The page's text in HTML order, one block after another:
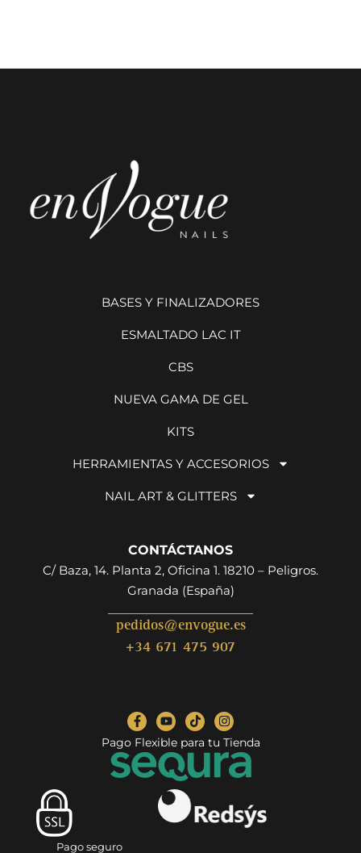
BASES Y FINALIZADORES
ESMALTADO LAC IT
CBS
NUEVA GAMA DE GEL
KITS
HERRAMIENTAS Y ACCESORIOS
NAIL ART & GLITTERS
CONTÁCTANOS
C/ Baza, 14. Planta 2, Oficina 1. 18210 – Peligros.
Granada (España)
pedidos@envogue.es
+34 671 475 907
Pago Flexible para tu Tienda
Pago seguro